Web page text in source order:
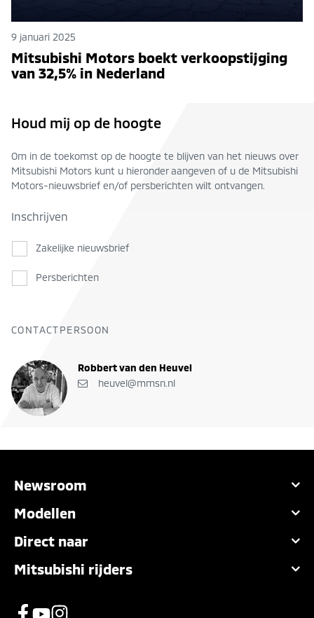
9 januari 2025
Mitsubishi Motors boekt verkoopstijging
van 32,5% in Nederland
Houd mij op de hoogte
Om in de toekomst op de hoogte te blijven van het nieuws over
Mitsubishi Motors kunt u hieronder aangeven of u de Mitsubishi
Motors-nieuwsbrief en/of persberichten wilt ontvangen.
Inschrijven
Zakelijke nieuwsbrief
Persberichten
CONTACTPERSOON
Robbert van den Heuvel
heuvel@mmsn.nl
Newsroom
Modellen
Direct naar
Mitsubishi rijders